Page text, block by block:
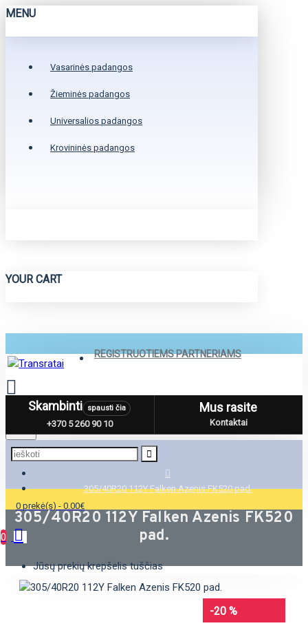
MENU
Vasarinės padangos
Žieminės padangos
Universalios padangos
Krovininės padangos
YOUR CART
REGISTRUOTIEMS PARTNERIAMS
Menu
0 prekė(s) - 0.00€
0
Jūsų prekių krepšelis tuščias
Skambinti spausti čia
+370 5 260 90 10
Mus rasite
Kontaktai
305/40R20 112Y Falken Azenis FK520 pad.
305/40R20 112Y Falken Azenis FK520
pad.
-20 %